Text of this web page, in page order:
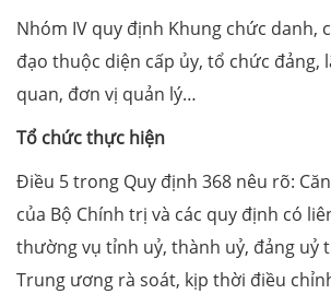
Nhóm IV quy định Khung chức danh,
đạo thuộc diện cấp ủy, tổ chức đảng,
quan, đơn vị quản lý…
Tổ chức thực hiện
Điều 5 trong Quy định 368 nêu rõ:
của Bộ Chính trị và các quy định có
thường vụ tỉnh uỷ, thành uỷ, đảng uỷ
Trung ương rà soát, kịp thời điều